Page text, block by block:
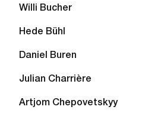
Willi Bucher
Hede Bühl
Daniel Buren
Julian Charrière
Artjom Chepovetskyy